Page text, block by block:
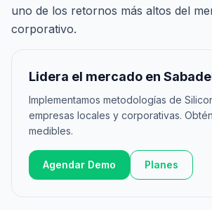
uno de los retornos más altos del
corporativo.
Lidera el mercado en
Implementamos metodologías de
empresas locales y corporativas.
medibles.
Agendar Demo Planes